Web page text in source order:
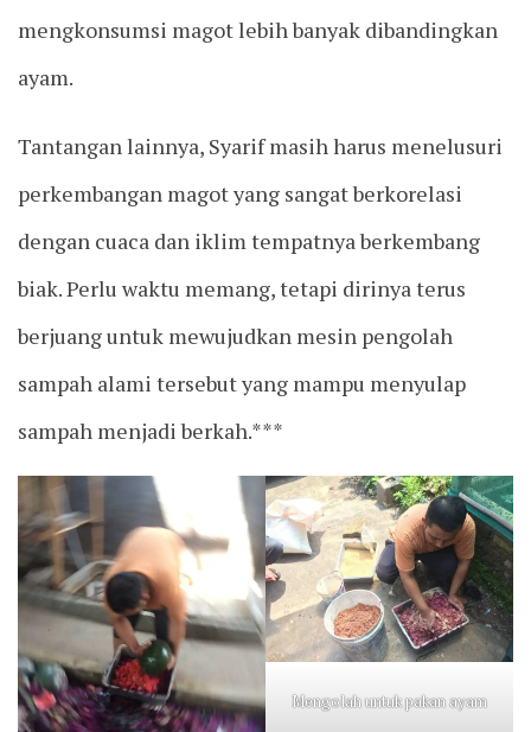
mengkonsumsi magot lebih banyak dibandingkan
ayam.
Tantangan lainnya, Syarif masih harus menelusuri
perkembangan magot yang sangat berkorelasi
dengan cuaca dan iklim tempatnya berkembang
biak. Perlu waktu memang, tetapi dirinya terus
berjuang untuk mewujudkan mesin pengolah
sampah alami tersebut yang mampu menyulap
sampah menjadi berkah.***
Mengolah untuk pakan ayam